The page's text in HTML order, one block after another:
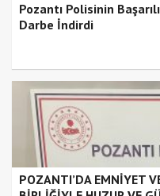
Pozantı Polisinin
Darbe İndirdi
POZANTI’DA EMNİYET